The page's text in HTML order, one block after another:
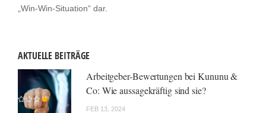
„Win-Win-Situation“ dar.
AKTUELLE BEITRÄGE
Arbeitgeber-Bewertungen bei Kununu &
Co: Wie aussagekräftig sind sie?
FEB 13, 2024